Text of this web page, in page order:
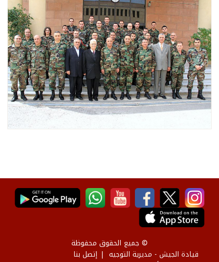
© جميع الحقوق محفوظة
قيادة الجيش - مديرية التوجيه
إتصل بنا